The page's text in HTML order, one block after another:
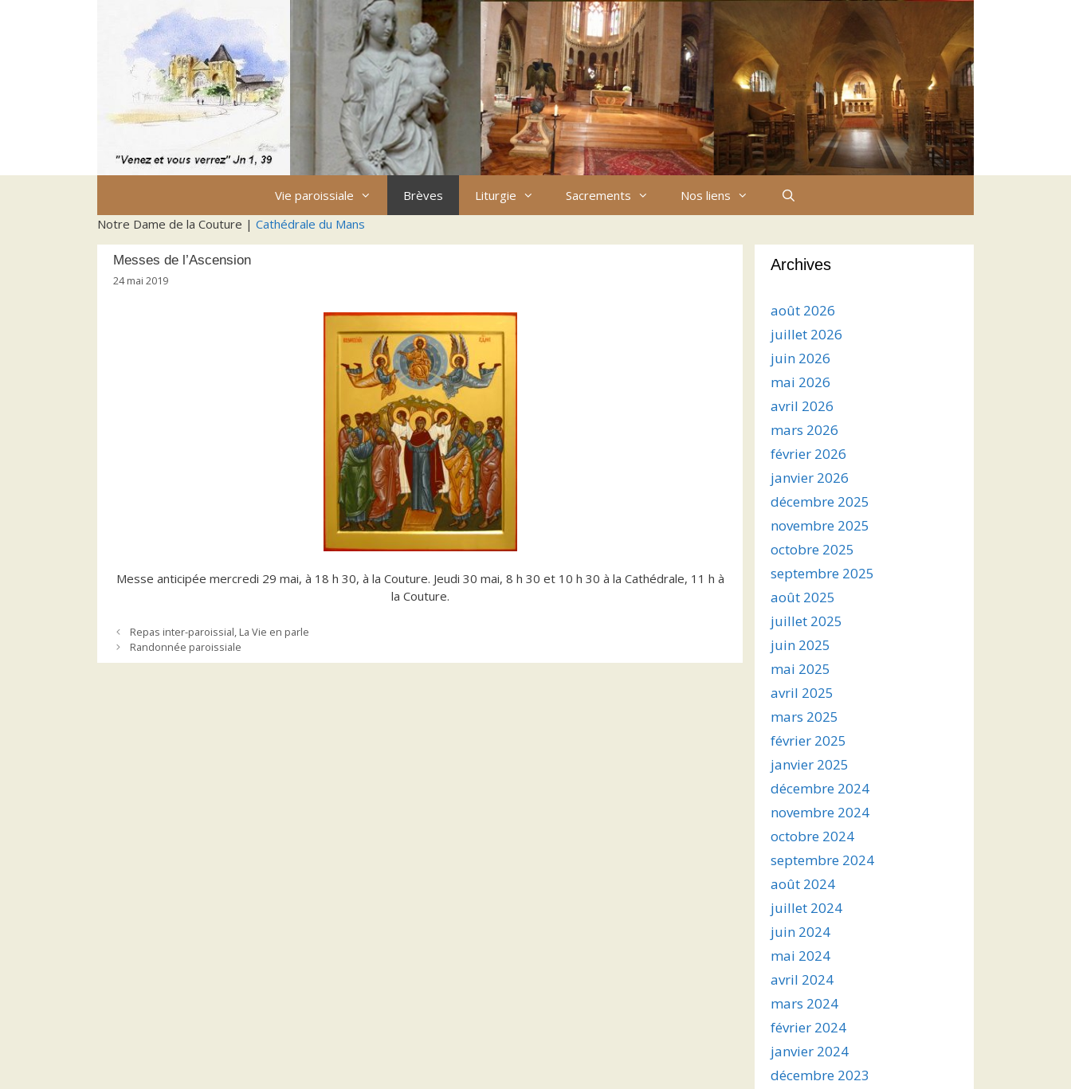
Vie paroissiale Brèves Liturgie Sacrements
Nos liens
Notre Dame de la Couture | Cathédrale du Mans
Messes de l’Ascension
24 mai 2019
Messe anticipée mercredi 29 mai, à 18 h 30, à la Couture. Jeudi 30 mai, 8 h 30 et 10 h 30 à la Cathédrale, 11 h à
la Couture.
Repas inter-paroissial, La Vie en parle
Randonnée paroissiale
Archives
août 2026
juillet 2026
juin 2026
mai 2026
avril 2026
mars 2026
février 2026
janvier 2026
décembre 2025
novembre 2025
octobre 2025
septembre 2025
août 2025
juillet 2025
juin 2025
mai 2025
avril 2025
mars 2025
février 2025
janvier 2025
décembre 2024
novembre 2024
octobre 2024
septembre 2024
août 2024
juillet 2024
juin 2024
mai 2024
avril 2024
mars 2024
février 2024
janvier 2024
décembre 2023